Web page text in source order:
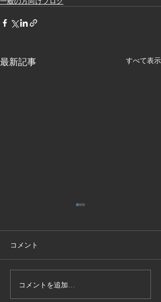
最新記事 すべて表示
技能実習生１２名入国-フ
ィリピン、ベトナム
コメント
コメントを追加…